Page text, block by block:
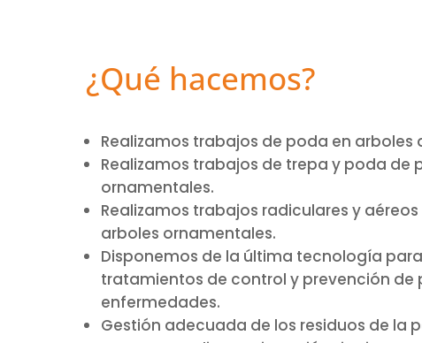
¿Qué hacemos?
Realizamos trabajos de poda en arboles
Realizamos trabajos de trepa y poda de
ornamentales.
Realizamos trabajos radiculares y
arboles ornamentales.
Disponemos de la última tecnología
tratamientos de control y prevención de
enfermedades.
Gestión adecuada de los residuos de la